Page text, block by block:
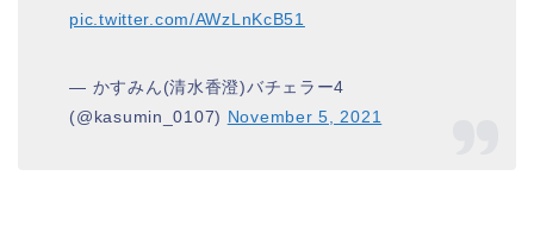
pic.twitter.com/AWzLnKcB51
— かすみん(清水香澄)バチェラー4
(@kasumin_0107) November 5, 2021